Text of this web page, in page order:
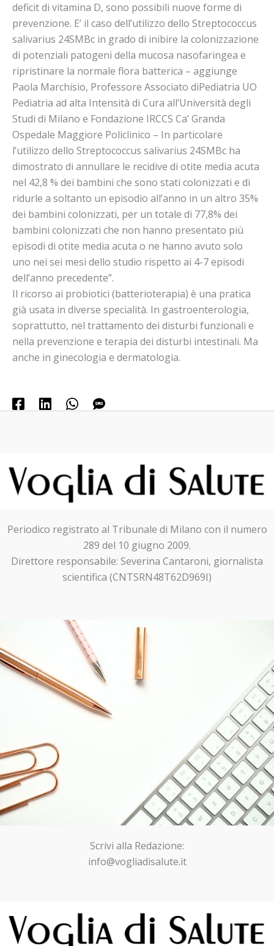
deficit di vitamina D, sono possibili nuove forme di
prevenzione. E’ il caso dell’utilizzo dello Streptococcus
salivarius 24SMBc in grado di inibire la colonizzazione
di potenziali patogeni della mucosa nasofaringea e
ripristinare la normale flora batterica – aggiunge
Paola Marchisio, Professore Associato diPediatria UO
Pediatria ad alta Intensità di Cura all’Università degli
Studi di Milano e Fondazione IRCCS Ca’ Granda
Ospedale Maggiore Policlinico – In particolare
l’utilizzo dello Streptococcus salivarius 24SMBc ha
dimostrato di annullare le recidive di otite media acuta
nel 42,8 % dei bambini che sono stati colonizzati e di
ridurle a soltanto un episodio all’anno in un altro 35%
dei bambini colonizzati, per un totale di 77,8% dei
bambini colonizzati che non hanno presentato più
episodi di otite media acuta o ne hanno avuto solo
uno nei sei mesi dello studio rispetto ai 4-7 episodi
dell’anno precedente”.
Il ricorso ai probiotici (batterioterapia) è una pratica
già usata in diverse specialità. In gastroenterologia,
soprattutto, nel trattamento dei disturbi funzionali e
nella prevenzione e terapia dei disturbi intestinali. Ma
anche in ginecologia e dermatologia.
Periodico registrato al Tribunale di Milano con il numero
289 del 10 giugno 2009.
Direttore responsabile: Severina Cantaroni, giornalista
scientifica (CNTSRN48T62D969I)
Scrivi alla Redazione:
info@vogliadisalute.it